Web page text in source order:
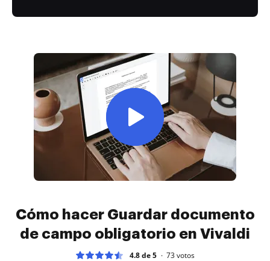
Cómo hacer Guardar documento
de campo obligatorio en Vivaldi
4.8 de 5 73votos